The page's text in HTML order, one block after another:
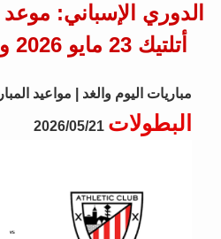
الدوري الإسباني:
أتلتيك 23 مايو 2026 والتشكيل المتوقع
مباريات اليوم والغد | مواعيد
البطولات 2026/05/21